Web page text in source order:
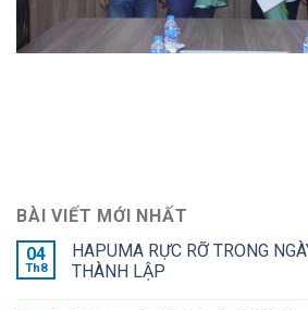
BÀI VIẾT MỚI NHẤT
04
Th8
HAPUMA RỰC RỠ TRONG
THÀNH LẬP